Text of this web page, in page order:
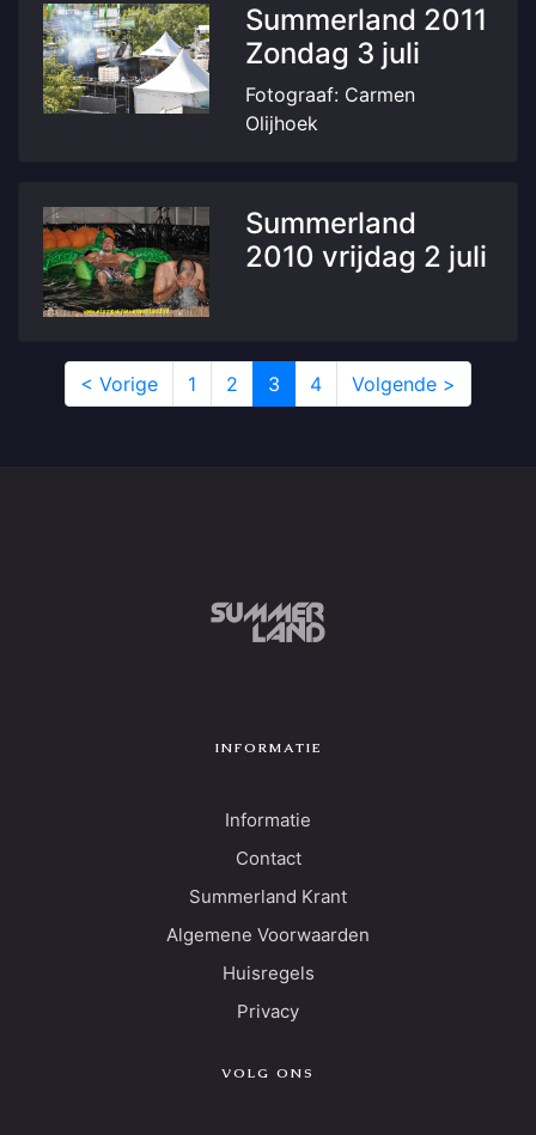
Summerland 2011
Zondag 3 juli
Fotograaf: Carmen
Olijhoek
Summerland
2010 vrijdag 2 juli
< Vorige 1 2 3 4 Volgende >
INFORMATIE
Informatie
Contact
Summerland Krant
Algemene Voorwaarden
Huisregels
Privacy
VOLG ONS